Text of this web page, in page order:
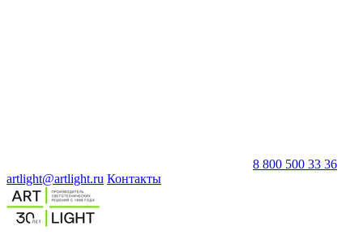
8 800 500 33 36
artlight@artlight.ru Контакты